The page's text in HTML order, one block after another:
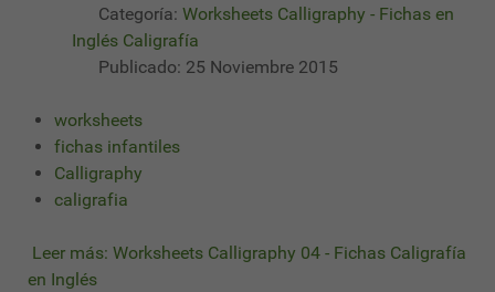
Categoría: Worksheets Calligraphy - Fichas en
Inglés Caligrafía
Publicado: 25 Noviembre 2015
worksheets
fichas infantiles
Calligraphy
caligrafia
Leer más: Worksheets Calligraphy 04 - Fichas Caligrafía
en Inglés